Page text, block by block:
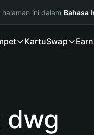
ini dalam Bahasa
KartuSwap Earn
dwg